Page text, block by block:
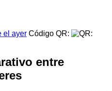
el ayer Código QR:
entre